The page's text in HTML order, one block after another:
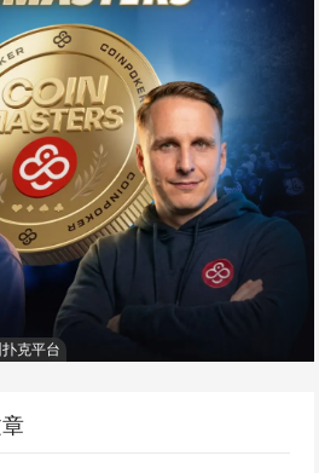
克平台